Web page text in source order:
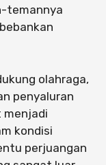
temannya
olahraga,
penyaluran
menjadi
kondisi
perjuangan